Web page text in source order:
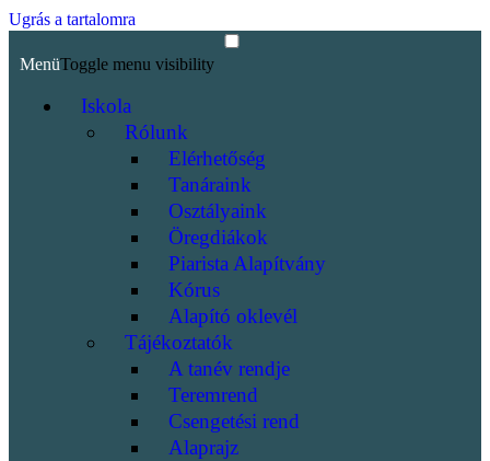
Ugrás a tartalomra
MenüToggle menu visibility
Iskola
Rólunk
Elérhetőség
Tanáraink
Osztályaink
Öregdiákok
Piarista Alapítvány
Kórus
Alapító oklevél
Tájékoztatók
A tanév rendje
Teremrend
Csengetési rend
Alaprajz